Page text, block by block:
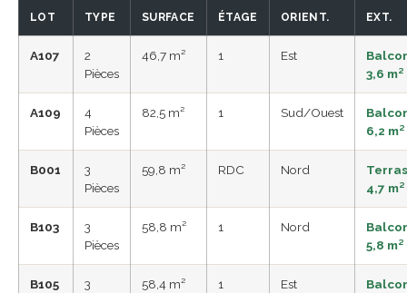
LOT TYPE SURFACE ÉTAGE ORIENT. EXT.
A107
2
Pièces
46,7 m² 1 Est
3,6 m²
A109
4
Pièces
82,5 m² 1 Sud/Ouest
6,2 m²
B001
3
Pièces
59,8 m² RDC Nord
4,7 m²
B103
3
Pièces
58,8 m² 1 Nord
5,8 m²
B105
3
58,4 m² 1 Est